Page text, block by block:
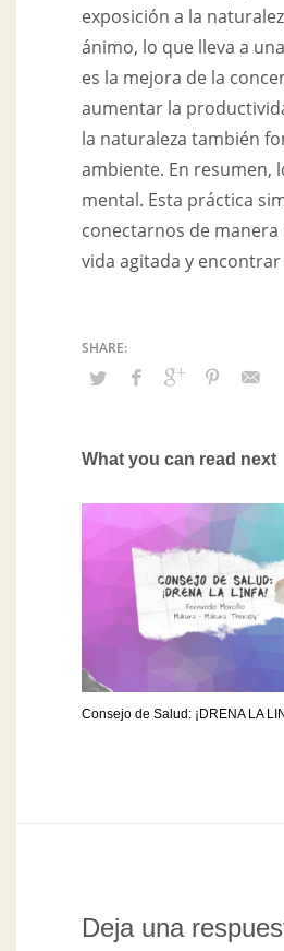
exposición a la
ánimo, lo que lleva a
es la mejora de la
aumentar la
la naturaleza también
ambiente. En resumen,
mental. Esta práctica
conectarnos de
vida agitada y
What you can read next
Consejo de Salud: ¡DRENA LA
Deja una